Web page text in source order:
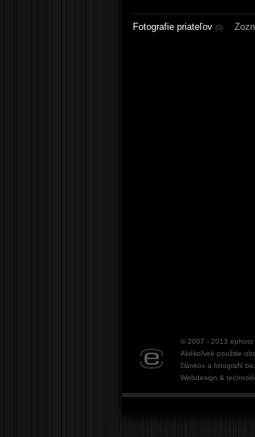
Fotografie priateľov (0)
© 2007 - 2013 ephoto
Akékoľvek použitie
článkov a fotografií
Webdesign &